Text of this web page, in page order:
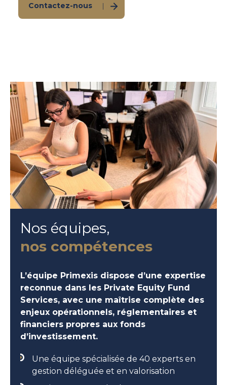
Contactez-nous
Nos équipes,
nos compétences
L’équipe Primexis dispose d’une expertise
reconnue dans les Private Equity Fund
Services, avec une maîtrise complète des
enjeux opérationnels, réglementaires et
financiers propres aux fonds
d’investissement.
Une équipe spécialisée de 40 experts en
gestion déléguée et en valorisation​